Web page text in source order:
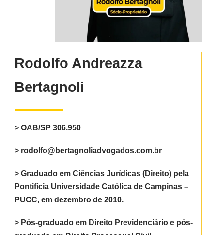
Rodolfo Andreazza
Bertagnoli
> OAB/SP 306.950
> rodolfo@bertagnoliadvogados.com.br
> Graduado em Ciências Jurídicas (Direito) pela
Pontifícia Universidade Católica de Campinas –
PUCC, em dezembro de 2010.
> Pós-graduado em Direito Previdenciário e pós-